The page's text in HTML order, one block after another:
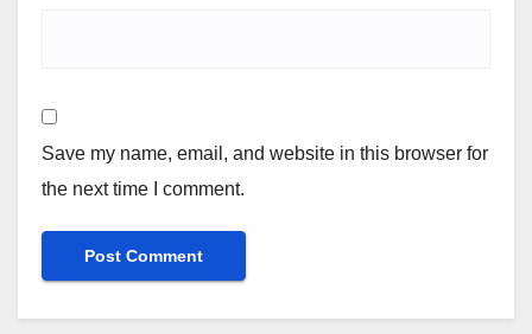
Save my name, email, and website in this browser for
the next time I comment.